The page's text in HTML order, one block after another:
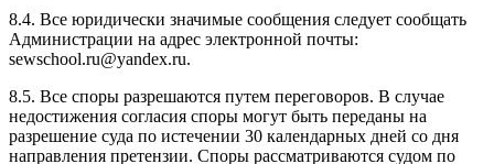
8.4. Все юридически значимые сообщения следует сообщать
Администрации на адрес электронной почты:
sewschool.ru@yandex.ru.
8.5. Все споры разрешаются путем переговоров. В случае
недостижения согласия споры могут быть переданы на
разрешение суда по истечении 30 календарных дней со дня
направления претензии. Споры рассматриваются судом по